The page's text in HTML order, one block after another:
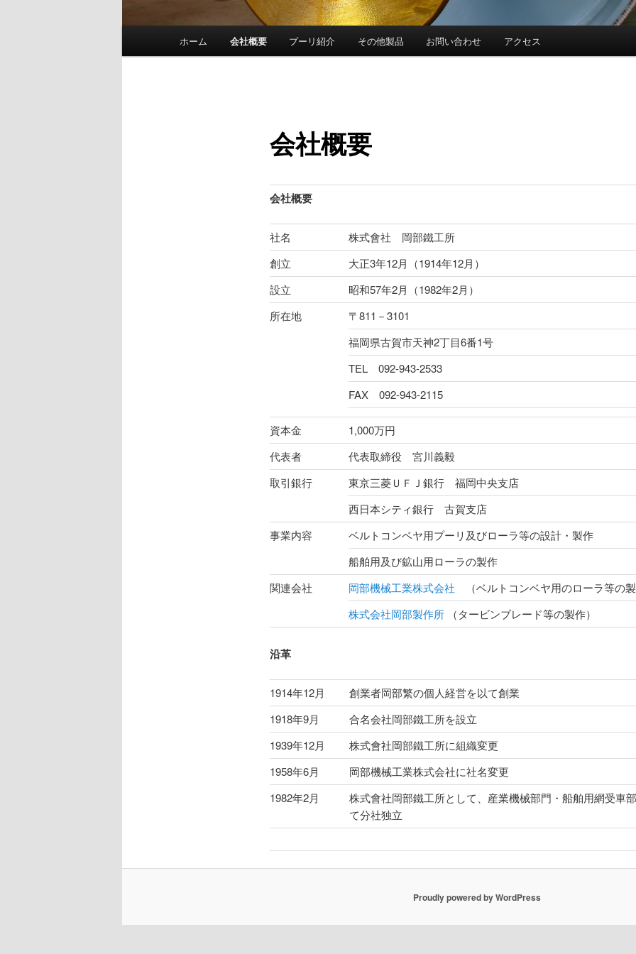
メ
ホーム 会社概要 プーリ紹介 その他製品 お問い合わせ アクセス
会社概要
会社概要
社名
株式會社 岡部鐵工所
創立
大正3年12月（1914年12月）
設立
昭和57年2月（1982年2月）
所在地
〒811－3101
福岡県古賀市天神2丁目6番1号
TEL 092-943-2533
FAX 092-943-2115
資本金
1,000万円
代表者
代表取締役 宮川義毅
取引銀行
東京三菱ＵＦＪ銀行 福岡中央支店
西日本シティ銀行 古賀支店
事業内容
ベルトコンベヤ用プーリ及びローラ等の設計・製作
船舶用及び鉱山用ローラの製作
関連会社
岡部機械工業株式会社 （ベルトコンベヤ用のローラ等の
株式会社岡部製作所（タービンブレード等の製作）
沿革
1914年12月
創業者岡部繁の個人経営を以て創業
1918年9月
合名会社岡部鐵工所を設立
1939年12月
株式會社岡部鐵工所に組織変更
1958年6月
岡部機械工業株式会社に社名変更
1982年2月
株式會社岡部鐵工所として、産業機械部門・船舶用網受車
て分社独立
Proudly powered by WordPress